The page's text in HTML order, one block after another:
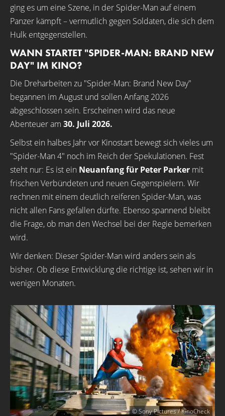
ging es um eine Szene, in der Spider-Man auf einem
Panzer kämpft – vermutlich gegen Soldaten, die sich dem
Hulk entgegenstellen.
WANN STARTET "SPIDER-MAN: BRAND NEW
DAY" IM KINO?
Die Dreharbeiten zu "Spider-Man: Brand New Day"
begannen im August und sollen Anfang 2026
abgeschlossen sein. Erscheinen wird das neue
Abenteuer am 30. Juli 2026.
Selbst ein halbes Jahr vor Kinostart bewegt sich vieles um
"Spider-Man 4" noch im Reich der Spekulationen. Fest
steht nur: Es ist ein Neuanfang für Peter Parker mit
frischen Verbündeten und neuen Gegenspielern. Wir
rechnen mit einem deutlich reiferen Spider-Man, was
nicht allen Fans gefallen dürfte. Ebenso spannend bleibt
die Frage, ob man den Wechsel bei der Regie bemerken
wird.
Wir denken: Dieser Spider-Man wird anders sein als
bisher. Ob diese Entwicklung die richtige ist, sehen wir in
wenigen Monaten.
© Sony Pictures / KinoCheck